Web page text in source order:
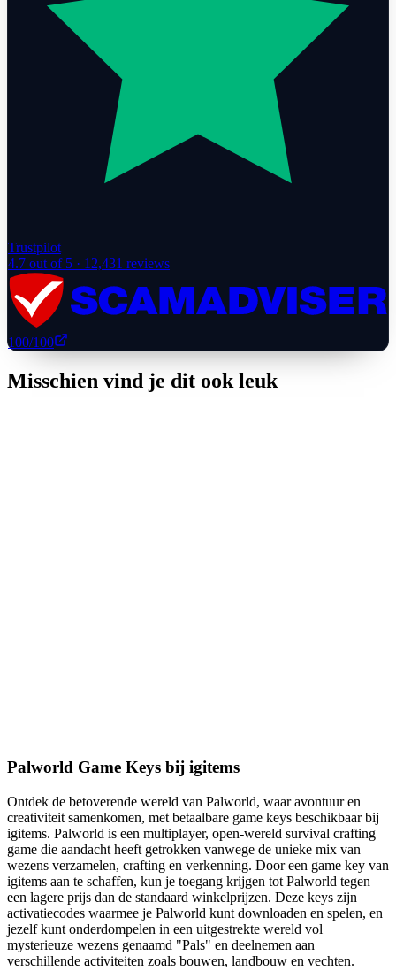
Trustpilot
4.7 out of 5 · 12,431 reviews
100/100
Misschien vind je dit ook leuk
Palworld Game Keys bij igitems
Ontdek de betoverende wereld van Palworld, waar avontuur en
creativiteit samenkomen, met betaalbare game keys beschikbaar bij
igitems. Palworld is een multiplayer, open-wereld survival crafting
game die aandacht heeft getrokken vanwege de unieke mix van
wezens verzamelen, crafting en verkenning. Door een game key van
igitems aan te schaffen, kun je toegang krijgen tot Palworld tegen
een lagere prijs dan de standaard winkelprijzen. Deze keys zijn
activatiecodes waarmee je Palworld kunt downloaden en spelen, en
jezelf kunt onderdompelen in een uitgestrekte wereld vol
mysterieuze wezens genaamd "Pals" en deelnemen aan
verschillende activiteiten zoals bouwen, landbouw en vechten.